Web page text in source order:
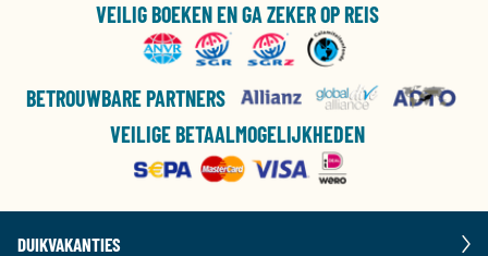
VEILIG BOEKEN EN GA ZEKER OP REIS
BETROUWBARE PARTNERS
VEILIGE BETAALMOGELIJKHEDEN
DUIKVAKANTIES